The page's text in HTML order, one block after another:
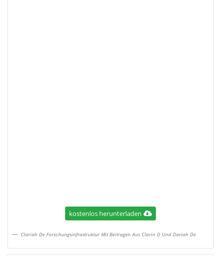
kostenlos herunterladen
Clariah De Forschungsinfrastruktur Mit Beitragen Aus Clarin D Und Dariah De